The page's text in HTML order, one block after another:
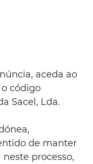
aceda ao
código
Sacel, Lda.
de manter
processo,